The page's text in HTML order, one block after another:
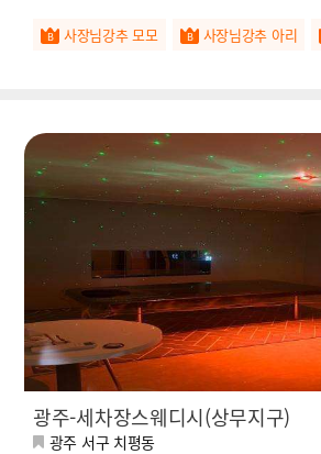
사장님강추 모모 사장님강추 아리
광주-세차장스웨디시(상무지구)
광주 서구 치평동